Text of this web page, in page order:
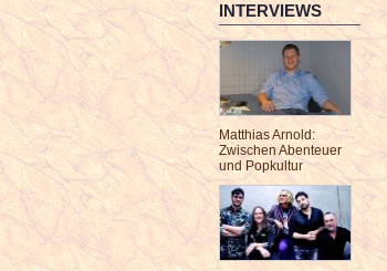
INTERVIEWS
Matthias Arnold:
Zwischen Abenteuer
und Popkultur